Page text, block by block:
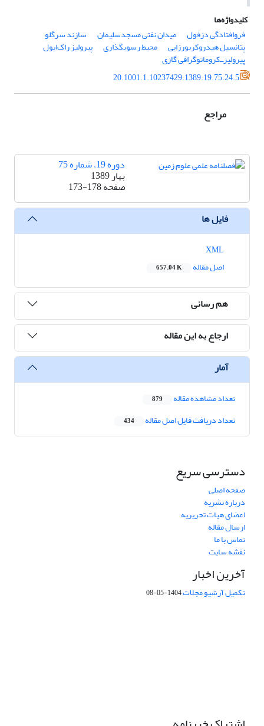
کلیدواژه‌ها
فروافتادگی دزفول
میدان نفتی مسجدسلیمان سازند سرگلو
پتانسیل هیدروکربورزایی محیط رسوبگذاری پیرولیز راک‌ایول
پیرولیزــ‌کروماتوگرافی گازی
20.1001.1.10237429.1389.19.75.24.5
مراجع
دوره 19، شماره 75
بهار 1389
صفحه173-178
فایل ها
اصل مقاله
657.04 K
هم رسانی
ارجاع به این مقاله
آمار
تعداد مشاهده مقاله 879
تعداد دریافت فایل اصل مقاله 434
دسترسی سریع
صفحه اصلی
درباره نشریه
اعضای هیات تحریریه
ارسال مقاله
تماس با ما
نقشه سایت
آخرین اخبار
تکمیل آرشیو مجلات1404-05-08